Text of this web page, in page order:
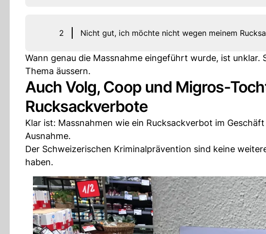
2 Nicht gut, ich möchte nicht wegen meinem
Wann genau die Massnahme eingeführt wurde, ist
Thema äussern.
Auch Volg, Coop und Migros-
Rucksackverbote
Klar ist: Massnahmen wie ein Rucksackverbot im
Ausnahme.
Der Schweizerischen Kriminalprävention sind keine
haben.